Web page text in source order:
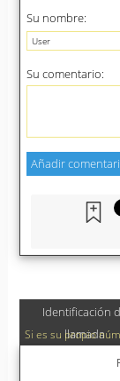
Su nombre:
Su comentario:
Identificación
llamada
Si es su propio